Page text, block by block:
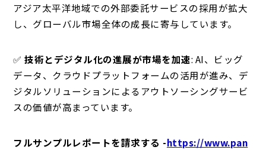
アジア太平洋地域での外部委託サービスの採用が拡大
し、グローバル市場全体の成長に寄与しています。
✅ 技術とデジタル化の進展が市場を加速: AI、ビッグ
データ、クラウドプラットフォームの活用が進み、デ
ジタルソリューションによるアウトソーシングサービ
スの価値が高まっています。
フルサンプルレポートを請求する -https://www.pan